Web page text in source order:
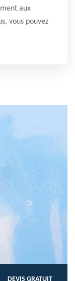
DEVIS GRATUIT
aux
vous pouvez